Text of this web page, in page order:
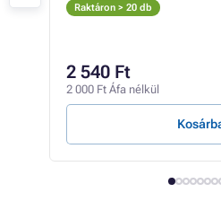
Raktáron > 20 db
2 540 Ft
2 000 Ft Áfa nélkül